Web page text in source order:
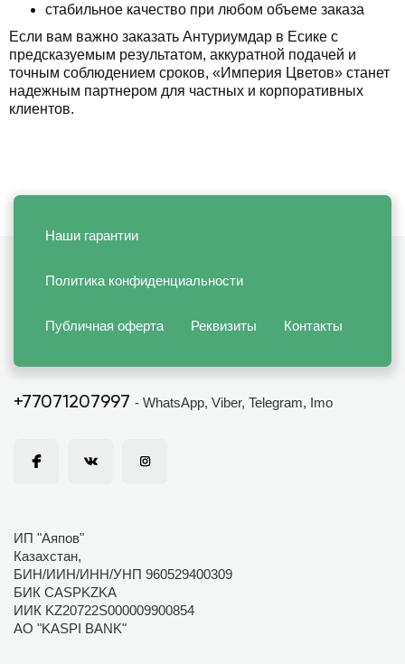
стабильное качество при любом объеме заказа
Если вам важно заказать Антуриумдар в Есике с
предсказуемым результатом, аккуратной подачей и
точным соблюдением сроков, «Империя Цветов» станет
надежным партнером для частных и корпоративных
клиентов.
Наши гарантии
Политика конфиденциальности
Публичная оферта Реквизиты Контакты
+77071207997 - WhatsApp, Viber, Telegram, Imo
ИП "Аяпов"
Казахстан,
БИН/ИИН/ИНН/УНП 960529400309
БИК CASPKZKA
ИИК KZ20722S000009900854
АО "KASPI BANK"